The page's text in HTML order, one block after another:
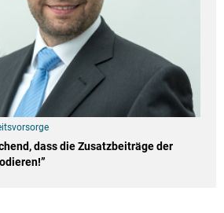
dass die Zusatzbeiträge der